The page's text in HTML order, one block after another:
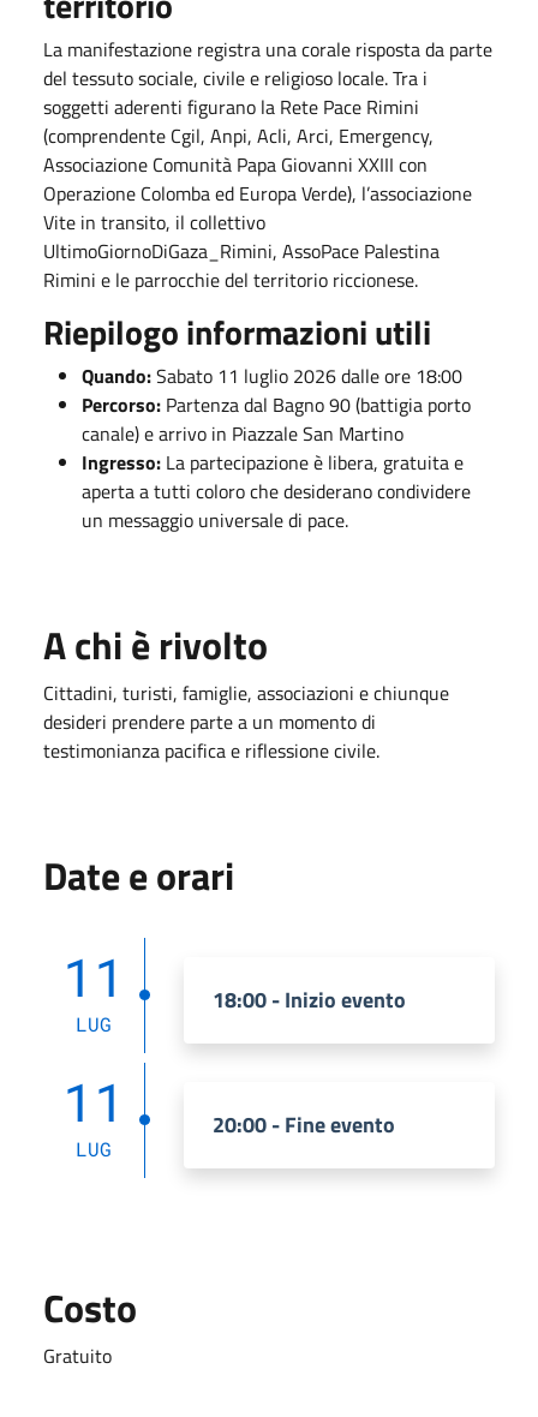
La manifestazione registra una corale risposta da parte
del tessuto sociale, civile e religioso locale. Tra i
soggetti aderenti figurano la Rete Pace Rimini
(comprendente Cgil, Anpi, Acli, Arci, Emergency,
Associazione Comunità Papa Giovanni XXIII con
Operazione Colomba ed Europa Verde), l’associazione
Vite in transito, il collettivo
UltimoGiornoDiGaza_Rimini, AssoPace Palestina
Rimini e le parrocchie del territorio riccionese.
Riepilogo informazioni utili
Quando:Sabato 11 luglio 2026 dalle ore 18:00
Percorso: Partenza dal Bagno 90 (battigia porto
canale) e arrivo in Piazzale San Martino
Ingresso: La partecipazione è libera, gratuita e
aperta a tutti coloro che desiderano condividere
un messaggio universale di pace.
A chi è rivolto
Cittadini, turisti, famiglie, associazioni e chiunque
desideri prendere parte a un momento di
testimonianza pacifica e riflessione civile.
Date e orari
11
LUG
18:00 - Inizio evento
11
LUG
20:00 - Fine evento
Costo
Gratuito